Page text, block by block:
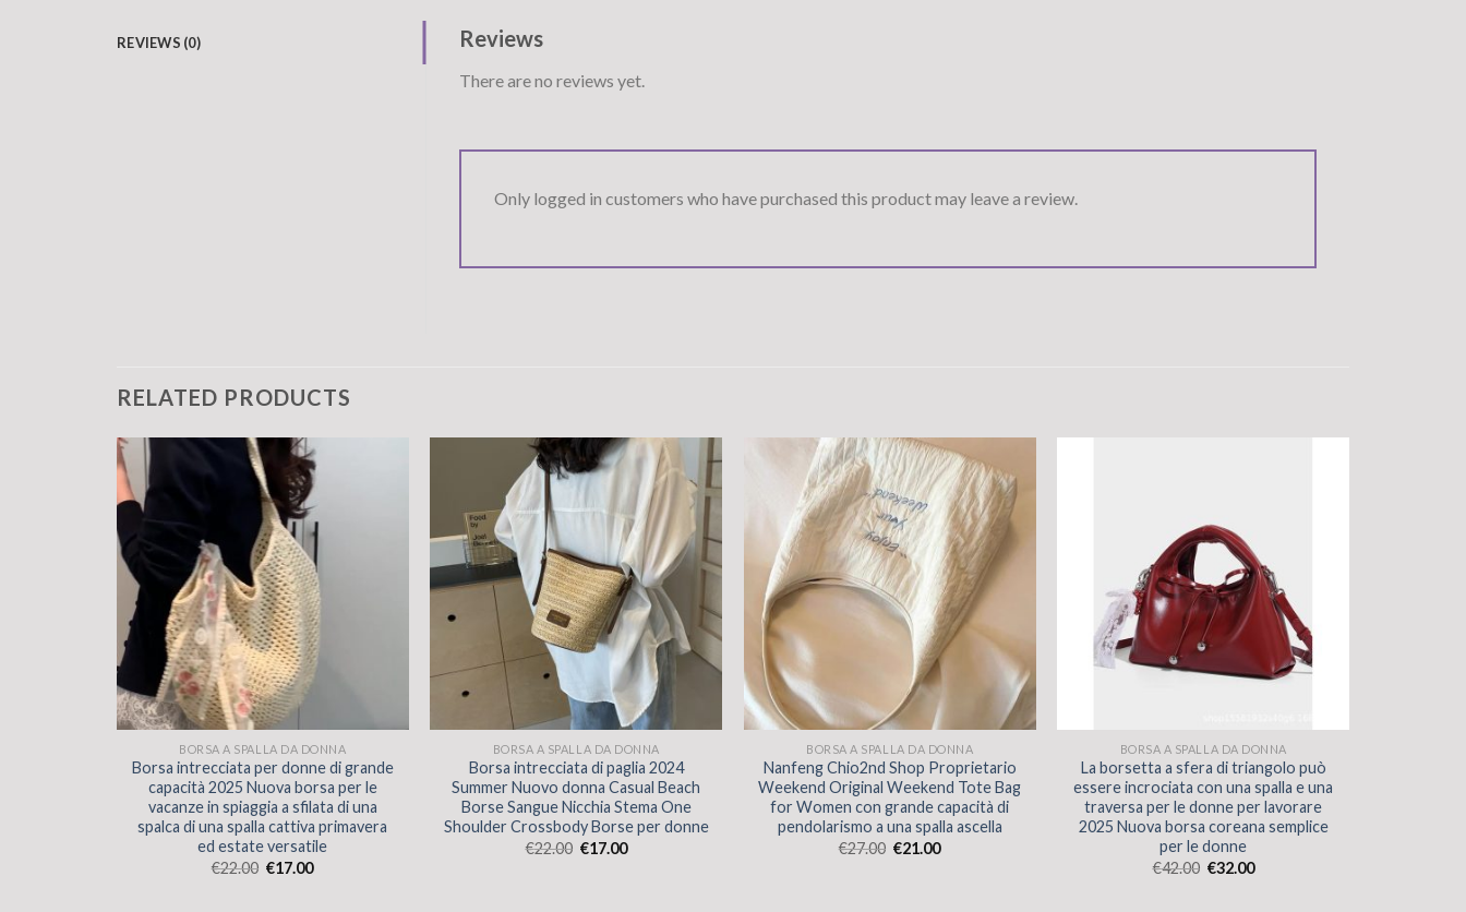
REVIEWS (0) Reviews
There are no reviews yet.
Only logged in customers who have purchased this product may leave a review.
RELATED PRODUCTS
BORSA A SPALLA DA DONNA
Borsa intrecciata per donne di grande
capacità 2025 Nuova borsa per le
vacanze in spiaggia a sfilata di una
spalca di una spalla cattiva primavera
ed estate versatile
€22.00 €17.00
BORSA A SPALLA DA DONNA
Borsa intrecciata di paglia 2024
Summer Nuovo donna Casual Beach
Borse Sangue Nicchia Stema One
Shoulder Crossbody Borse per donne
€22.00 €17.00
BORSA A SPALLA DA DONNA
Nanfeng Chio2nd Shop Proprietario
Weekend Original Weekend Tote Bag
for Women con grande capacità di
pendolarismo a una spalla ascella
€27.00 €21.00
BORSA A SPALLA DA DONNA
La borsetta a sfera di triangolo può
essere incrociata con una spalla e una
traversa per le donne per lavorare
2025 Nuova borsa coreana semplice
per le donne
€42.00 €32.00